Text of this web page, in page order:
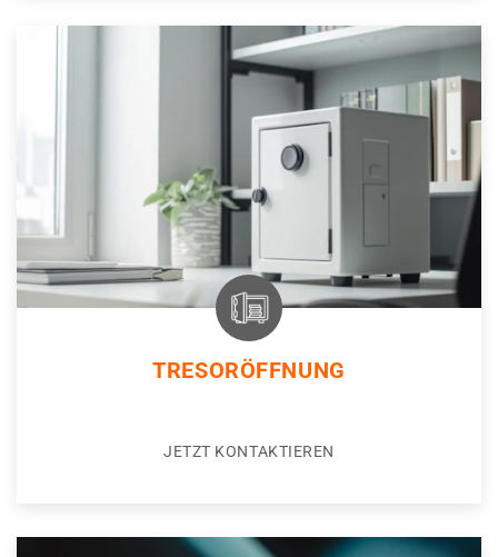
TRESORÖFFNUNG
JETZT KONTAKTIEREN